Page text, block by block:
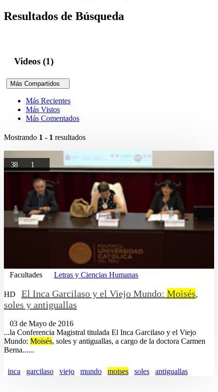
Resultados de Búsqueda
Videos (1)
Más Compartidos
Más Recientes
Más Vistos
Más Comentados
Mostrando 1 - 1 resultados
38 1
Facultades Letras y Ciencias Humanas
HD El Inca Garcilaso y el Viejo Mundo: Moisés,
soles y antiguallas
03 de Mayo de 2016
...la Conferencia Magistral titulada El Inca Garcilaso y el Viejo
Mundo: Moisés, soles y antiguallas, a cargo de la doctora Carmen
Berna......
inca garcilaso viejo mundo moises soles antiguallas